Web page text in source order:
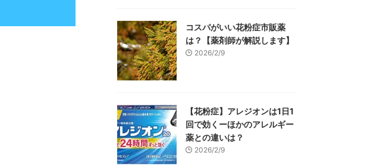
コスパがいい花粉症市販薬
は？【薬剤師が解説します】
2026/2/9
【花粉症】アレジオンは1日1
回で効くーほかのアレルギー
薬との違いは？
2026/2/9